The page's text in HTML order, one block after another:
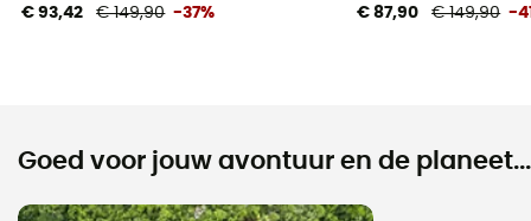
€ 93,42 € 149,90 -37% € 87,90 € 149,90 -
Goed voor jouw avontuur en de planeet...